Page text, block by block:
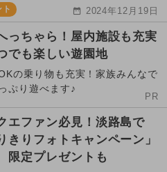
2024年12月19日
っちゃら！屋内施設も充実
でも楽しい遊園地
の乗り物も充実！家族みんなで
ぷり遊べます♪
PR
エファン必見！淡路島で
きりフォトキャンペーン」
定プレゼントも